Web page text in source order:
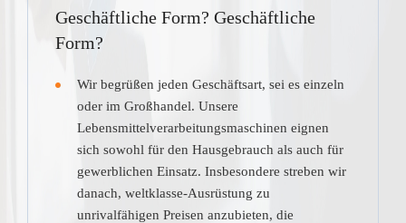
Geschäftliche Form? Geschäftliche
Form?
Wir begrüßen jeden Geschäftsart, sei es einzeln
oder im Großhandel. Unsere
Lebensmittelverarbeitungsmaschinen eignen
sich sowohl für den Hausgebrauch als auch für
gewerblichen Einsatz. Insbesondere streben wir
danach, weltklasse-Ausrüstung zu
unrivalfähigen Preisen anzubieten, die